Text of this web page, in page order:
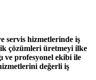
servis hizmetlerinde iş
çözümleri üretmeyi ilke
ve profesyonel ekibi ile
değerli iş